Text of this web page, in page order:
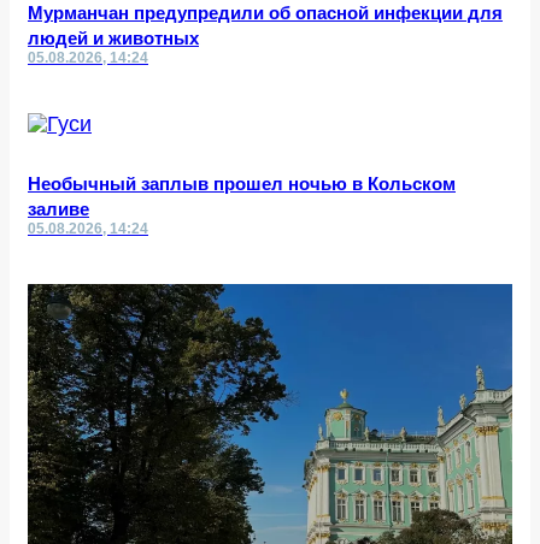
Мурманчан предупредили об опасной инфекции для
людей и животных
05.08.2026, 14:24
Необычный заплыв прошел ночью в Кольском
заливе
05.08.2026, 14:24